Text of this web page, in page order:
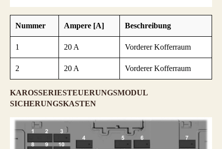
Nummer Ampere [A] Beschreibung
1 20 A Vorderer Kofferraum
2 20 A Vorderer Kofferraum
KAROSSERIESTEUERUNGSMODUL
SICHERUNGSKASTEN